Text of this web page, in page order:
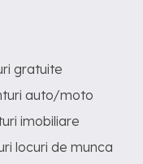
gratuite
auto/moto
imobiliare
locuri de munca